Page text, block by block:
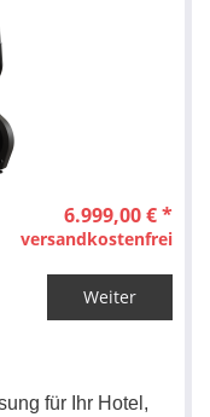
6.999,00 € *
versandkostenfrei
Weiter
für Ihr Hotel,